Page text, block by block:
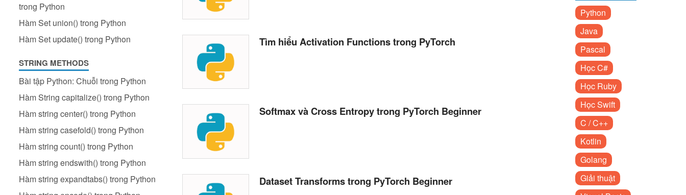
trong Python
Hàm Set union() trong Python
Hàm Set update() trong Python
STRING METHODS
Bài tập Python: Chuỗi trong Python
Hàm String capitalize() trong Python
Hàm string center() trong Python
Hàm string casefold() trong Python
Hàm string count() trong Python
Hàm string endswith() trong Python
Hàm string expandtabs() trong Python
Tìm hiểu Activation Functions trong PyTorch
Softmax và Cross Entropy trong PyTorch Beginner
Dataset Transforms trong PyTorch Beginner
Python
Java
Pascal
Học C#
Học Ruby
Học Swift
C / C++
Kotlin
Golang
Giải thuật